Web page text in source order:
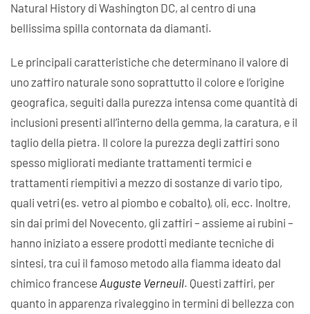
Natural History di Washington DC, al centro di una
bellissima spilla contornata da diamanti.
Le principali caratteristiche che determinano il valore di
uno zaffiro naturale sono soprattutto il colore e l’origine
geografica, seguiti dalla purezza intensa come quantità di
inclusioni presenti all’interno della gemma, la caratura, e il
taglio della pietra. Il colore la purezza degli zaffiri sono
spesso migliorati mediante trattamenti termici e
trattamenti riempitivi a mezzo di sostanze di vario tipo,
quali vetri (es. vetro al piombo e cobalto), oli, ecc. Inoltre,
sin dai primi del Novecento, gli zaffiri – assieme ai rubini –
hanno iniziato a essere prodotti mediante tecniche di
sintesi, tra cui il famoso metodo alla fiamma ideato dal
chimico francese Auguste Verneuil. Questi zaffiri, per
quanto in apparenza rivaleggino in termini di bellezza con